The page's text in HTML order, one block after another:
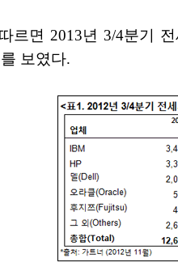
르면 2013년 3/4분기
보였다.